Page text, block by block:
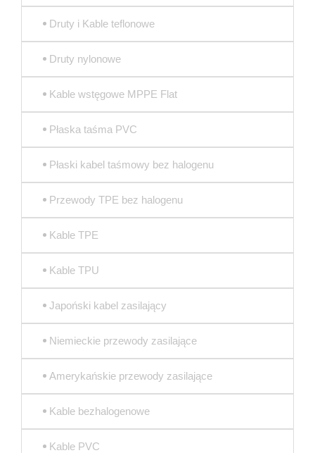
Druty i Kable teflonowe
Druty nylonowe
Kable wstęgowe MPPE Flat
Płaska taśma PVC
Płaski kabel taśmowy bez halogenu
Przewody TPE bez halogenu
Kable TPE
Kable TPU
Japoński kabel zasilający
Niemieckie przewody zasilające
Amerykańskie przewody zasilające
Kable bezhalogenowe
Kable PVC